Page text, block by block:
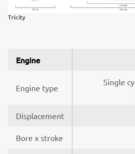
Tricity
Engine
Engine type
Single
Displacement
Bore x stroke